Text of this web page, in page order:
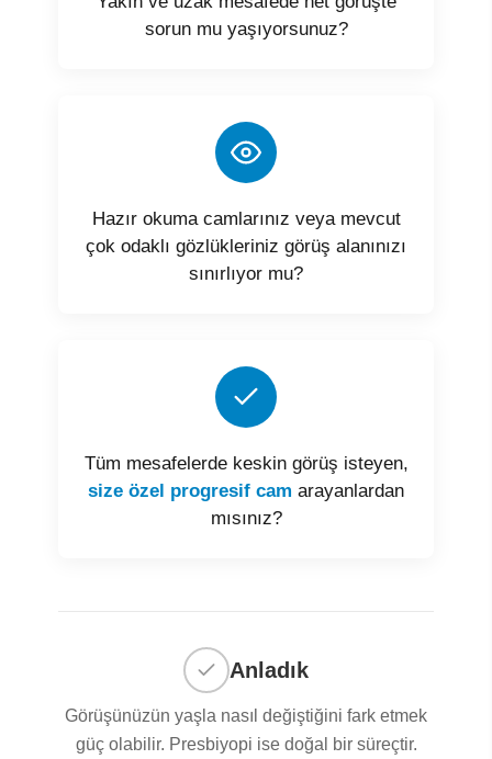
sorun mu yaşıyorsunuz?
Hazır okuma camlarınız veya mevcut
çok odaklı gözlükleriniz görüş alanınızı
sınırlıyor mu?
Tüm mesafelerde keskin görüş isteyen,
size özel progresif cam arayanlardan
mısınız?
Anladık
Görüşünüzün yaşla nasıl değiştiğini fark etmek
güç olabilir. Presbiyopi ise doğal bir süreçtir.